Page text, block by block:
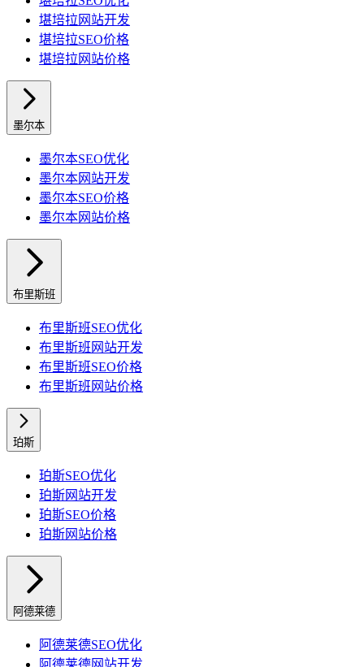
堪培拉 网站开发
堪培拉SEO价格
堪培拉 网站价格
墨尔本
墨尔本SEO优化
墨尔本网站开发
墨尔本SEO价格
墨尔本网站价格
布里斯班
布里斯班SEO优化
布里斯班 网站开发
布里斯班SEO价格
布里斯班 网站价格
珀斯
珀斯SEO优化
珀斯网站开发
珀斯SEO价格
珀斯网站价格
阿德莱德
阿德莱德SEO优化
阿德莱德网站开发